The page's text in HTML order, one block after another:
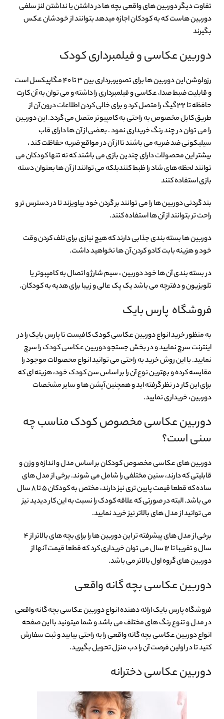
تفاوت دیگر دوربین های واقعی بچه ها در داشتن یا نداشتن لنز سلفی
دوربین هاست که به کودکان اجازه میدهد بتوانند از خودشان عکس
بگیرند
دوربین عکاسی و فیلمبرداری کودک
رزولوشن این دوربین ها برای تصویربرداری بین 3 تا ۴۰ مگاپیکسل است
و قابلیت ضبط صدا، عکاسی و فیلمبرداری را داشته و می توان به آن کارت
حافظه تا 32 گیگ را متصل کرد و برای خالی کردن اطلاعات درون آن از
طریق کابل مخصوص به راحتی به کامپیوتر متصل می گردد. این دوربین
را می توان در چند رنگ خریداری نمود . بعضی از آن ها دارای قاب
سیلیکونی ضد ضربه می باشند تا از آن در مواقع ضربه حفاظت کند ،
بیشتر این محصولات دارای چندین بازی می باشند که نه تنها کودکان می
توانند لحظه های شاد را ظبط کنندبلکه می توانند از آن ها بعنوان دسته
بازی استفاده کنند
بند گردنی دوربین ها را می توانند بر گردن خود بیاویزند تا در دسترس تر و
راحت تر بتوانند از آن ها استفاده کنند.
دوربین ها بسته بندی جذابی دارند که هیچ نیازی برای تلف کردن وقت
خود و هزینه بابت کادو کردن آن ها نخواهید داشت.
در بسته بندی آن ها خود دوربین ، سیم شارژ و اتصال به کامپبوتر یا
تلویزیون و دفترچه می باشد یک پک عالی و زیبا برای هدیه به کودکان.
فروشگاه پارس بایک
به منظور خرید انواع دوربین عکاسی کودک کافیست تا پارس بایک را در
اینترنت سرچ نمایید و در بخش جستجو دوربین عکاسی کودک را سرچ
نمایید. با این روش خرید به راحتی می توانید انواع محصولات موجود را
مقایسه کرده و بهترین نوع آن را بر اساس سن کودک خود، هزینه ای که
برای این کار در نظر گرفته اید و همچنین آپشن ها و سایر مشخصات
دوربین، خریداری نمایید.
دوربین عکاسی مخصوص کودک مناسب چه
سنی است؟
دوربین های عکاسی مخصوص کودکان بر اساس مدل و اندازه و وزن و
قابلیتی که دارند، سنین مختلفی را شامل می شوند. برخی از مدل های
ساده که قطعا قیمت پایین تری نیز دارند، مختص به کودکان 5 تا 8 سال
می باشد. البته در صورتی که علاقه کودک را نسبت به این کار دیدید نیز
می توانید از مدل های بالاتر نیز خرید نمایید.
برخی از مدل های پیشرفته تر این دوربین ها را برای بچه های بالاتر از ۴
سال و تقریبا تا 12 سال می توان خریداری کرد که قطعا قیمت آنها از
دوربین های گروه اول بالاتر می باشد.
دوربین عکاسی بچه گانه واقعی
فروشگاه پارس بایک ارائه دهنده انواع دوربین عکاسی بچه گانه واقعی
در مدل و تنوع رنگ های مختلف می باشد و شما میتونید با این صفحه
انواع دوربین عکاسی بچه گانه واقعی را به راحتی بیابید و ثبت سفارش
کنید تا در اولین فرصت آن را دب منزل تحویل بگیرید.
دوربین عکاسی دخترانه